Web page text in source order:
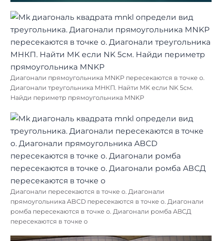
Диагонали прямоугольника MNKP пересекаются в точке о.
Диагонали треугольника МНКП. Найти MK если NK 5см.
Найди периметр прямоугольника MNKP
Диагонали пересекаются в точке о. Диагонали
прямоугольника ABCD пересекаются в точке о. Диагонали
ромба пересекаются в точке о. Диагонали ромба АВСД
пересекаются в точке о